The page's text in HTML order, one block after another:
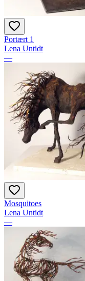
Portært 1
Lena Untidt
—
Mosquitoes
Lena Untidt
—